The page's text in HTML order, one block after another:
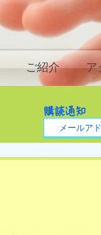
ご紹介 ア
購読通知